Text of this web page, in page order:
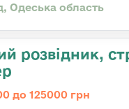
Одеська область
pозвідник,
до 125000 грн